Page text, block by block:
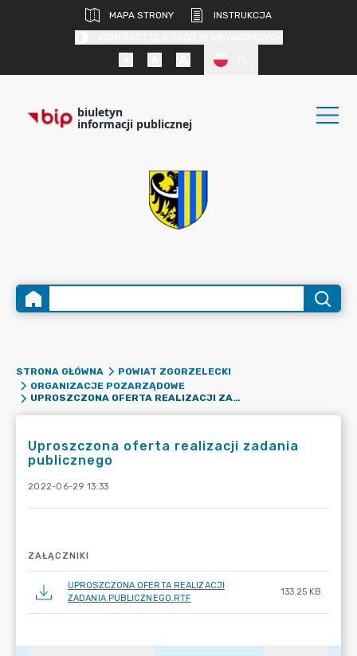
MAPA STRONY
INSTRUKCJA
biuletyn
informacji publicznej
STRONA GŁÓWNA
POWIAT ZGORZELECKI
ORGANIZACJE POZARZĄDOWE
UPROSZCZONA OFERTA REALIZACJI ZADANIA PUBLICZNEGO
Uproszczona oferta realizacji zadania
publicznego
2022-06-29 13:33
ZAŁĄCZNIKI
UPROSZCZONA OFERTA REALIZACJI
ZADANIA PUBLICZNEGO.RTF
133.25 KB